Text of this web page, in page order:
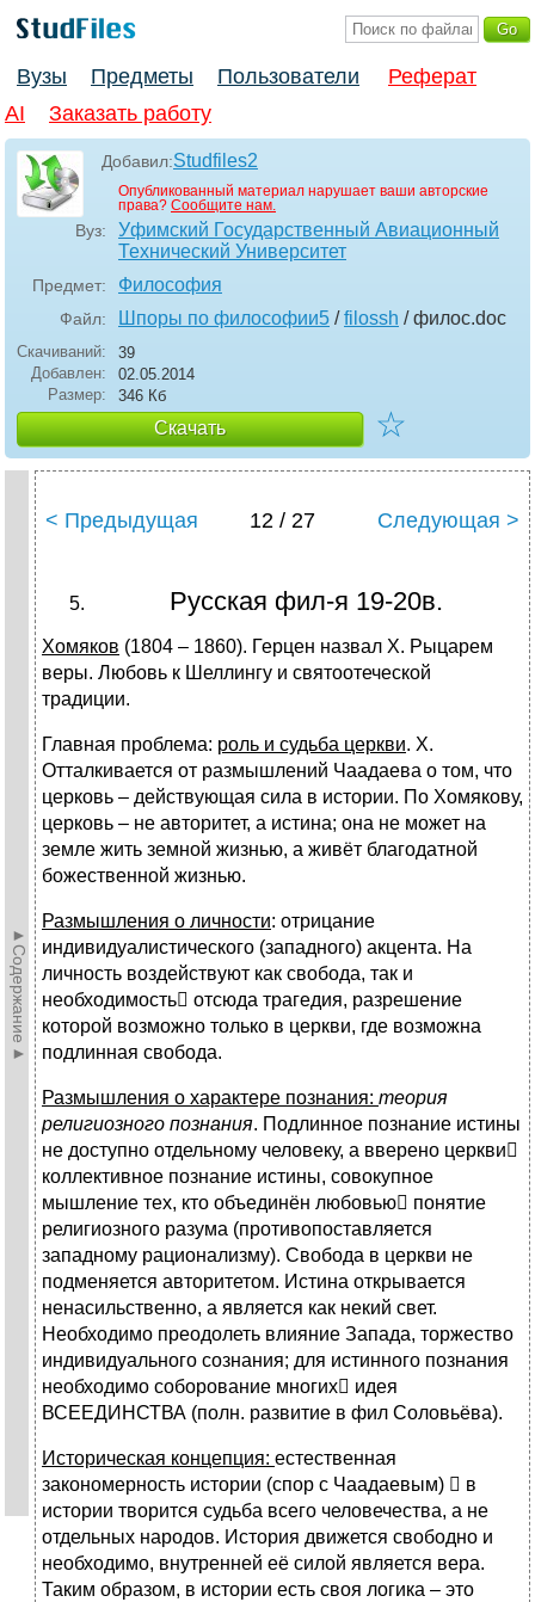
Вузы Предметы Пользователи
Реферат
AI
Заказать работу
Добавил:Studfiles2
Опубликованный материал нарушает ваши авторские
права? Сообщите нам.
Вуз:
Уфимский Государственный Авиационный
Технический Университет
Предмет: Философия
Файл: Шпоры по философии5 /filossh / филос.doc
Скачиваний:
39
Добавлен:
02.05.2014
Размер:
346 Кб
Скачать ☆
►Содержание►
< Предыдущая 12 / 27 Следующая >
Русская фил-я 19-20в.
Хомяков (1804 – 1860). Герцен назвал Х. Рыцарем
веры. Любовь к Шеллингу и святоотеческой
традиции.
Главная проблема: роль и судьба церкви. Х.
Отталкивается от размышлений Чаадаева о том, что
церковь – действующая сила в истории. По Хомякову,
церковь – не авторитет, а истина; она не может на
земле жить земной жизнью, а живёт благодатной
божественной жизнью.
Размышления о личности: отрицание
индивидуалистического (западного) акцента. На
личность воздействуют как свобода, так и
необходимость отсюда трагедия, разрешение
которой возможно только в церкви, где возможна
подлинная свобода.
Размышления о характере познания: теория
религиозного познания. Подлинное познание истины
не доступно отдельному человеку, а вверено церкви
коллективное познание истины, совокупное
мышление тех, кто объединён любовью понятие
религиозного разума (противопоставляется
западному рационализму). Свобода в церкви не
подменяется авторитетом. Истина открывается
ненасильственно, а является как некий свет.
Необходимо преодолеть влияние Запада, торжество
индивидуального сознания; для истинного познания
необходимо соборование многих идея
ВСЕЕДИНСТВА (полн. развитие в фил Соловьёва).
Историческая концепция: естественная
закономерность истории (спор с Чаадаевым)  в
истории творится судьба всего человечества, а не
отдельных народов. История движется свободно и
необходимо, внутренней её силой является вера.
Таким образом, в истории есть своя логика – это